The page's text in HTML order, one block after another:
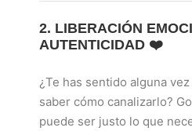
2. LIBERACIÓN
AUTENTICIDAD ❤️
¿Te has sentido alguna
saber cómo canalizarlo?
puede ser justo lo que